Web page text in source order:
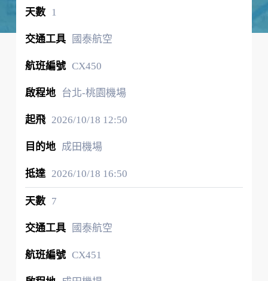
1
國泰航空
CX450
台北-桃園機場
2026/10/18 12:50
成田機場
2026/10/18 16:50
7
國泰航空
CX451